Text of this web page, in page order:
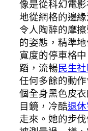
像是從科幻電
地從網格的邊
令人陶醉的摩
的姿態，精準
寬度的停車格
蹈，流暢民生
任何多餘的動
個全身黑色皮
目鏡，冷酷退
走來。她的步